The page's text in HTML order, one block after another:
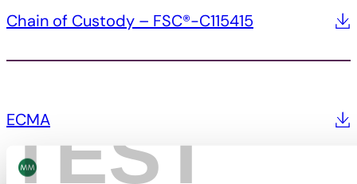
TEST
Chain of Custody – FSC®-C115415
ECMA
Alle anzeigen